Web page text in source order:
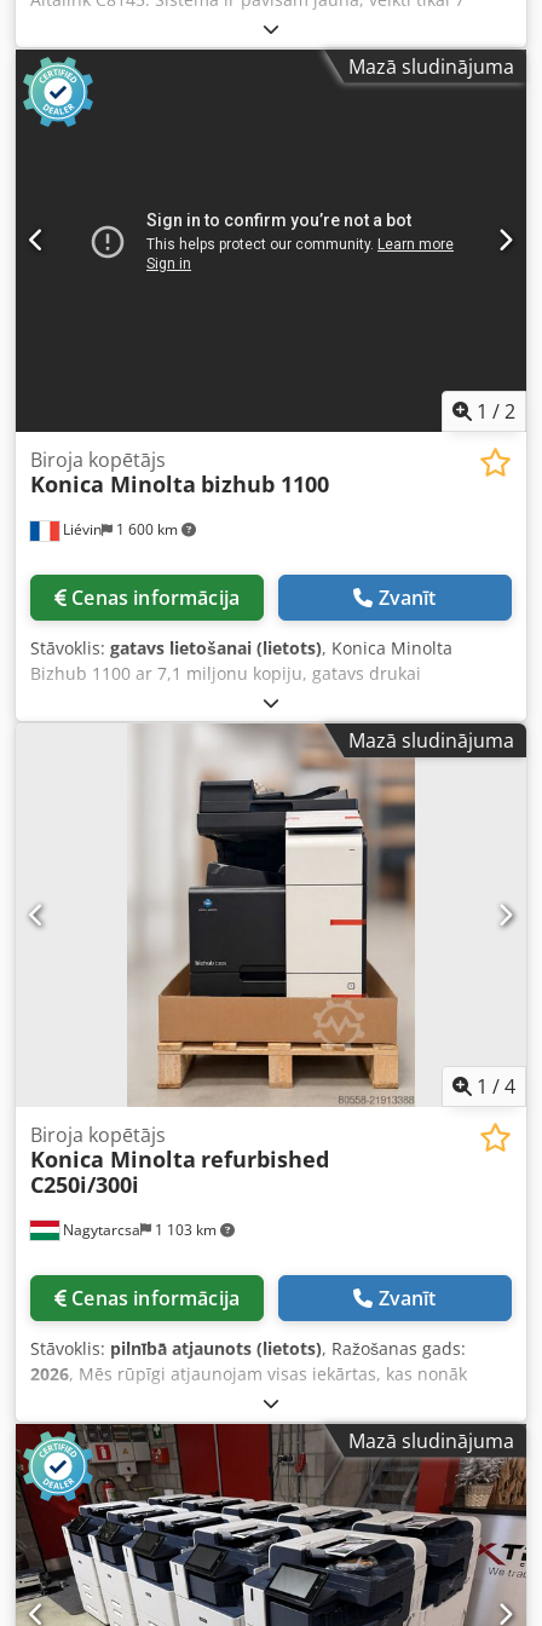
kopējumi. Noliktavā pieejami arī citi Altalink modeļi. Dsdpfx
Aon Atq Sjd Ssck
Mazā sludinājuma
1 /2
Liévin 1 600 km
Biroja kopētājs
Konica Minolta bizhub 1100
Cenas informācija Zvanīt
Stāvoklis: gatavs lietošanai (lietots), Konica Minolta
Bizhub 1100 ar 7,1 miljonu kopiju, gatavs drukai
Aprīkojums: FS 532 PF 709 Dodpfx Aszbt Hled Ssck Kā
pieredzējis lietotu kopētāju tirgotājs, esam izstrādājuši
patiesas zināšanas iekārtu iepakošanas un uz paletēm
transportēšanas jomā, lai garantētu klientiem nevainojamā
stāvoklī esošas ierīces saņemšanas brīdī. Mēs piegādājam
tikai tādus kopētājus, kuri nāk no Konica Minolta France un
ir tur regulāri apkalpoti. Ja rodas kādi jautājumi – droši
uzdodiet. Mūsu uzņēmums piedāvā plašāko Konica
Minolta ražošanas kopētāju klāstu un piegādā visā pasaulē
pēc pieprasījuma. Lai saņemtu papildu informāciju, lūdzu,
sazinieties ar mums.
Mazā sludinājuma
1 /4
Nagytarcsa 1 103 km
Biroja kopētājs
Konica Minolta refurbished
C250i/300i
Cenas informācija Zvanīt
Stāvoklis: pilnībā atjaunots (lietots), Ražošanas gads:
2026, Mēs rūpīgi atjaunojam visas iekārtas, kas nonāk
mūsu noliktavā, nodrošinot, ka mūsu klienti saņem gandrīz
pilnīgi jaunas iekārtas ar gandrīz nulles drukas skaitu.
Katru iekārtu rūpīgi pārbauda, attīra un atjauno, lai tā
spētu uzticami darboties, kā arī izskatītos lieliski.
Atjaunošanas process Pilnīga demontāža: Katra iekārta tiek
pilnībā izjaukta līdz rāmim, lai katru komponenti varētu
individuāli apskatīt un apkalpot. Dziļa tīrīšana: Mēs
detalizēti iztīram katru iekārtu, noņemot visus putekļus,
netīrumus un nosēdumus pat no vismazākajām detaļām.
Mazā sludinājuma